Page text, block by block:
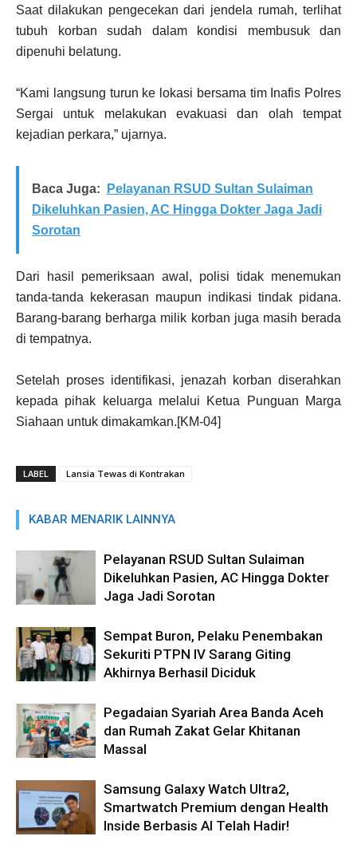
Saat dilakukan pengecekan dari jendela rumah, terlihat
tubuh korban sudah dalam kondisi membusuk dan
dipenuhi belatung.
“Kami langsung turun ke lokasi bersama tim Inafis Polres
Sergai untuk melakukan evakuasi dan olah tempat
kejadian perkara,” ujarnya.
Baca Juga:
Pelayanan RSUD Sultan Sulaiman
Dikeluhkan Pasien, AC Hingga Dokter Jaga Jadi
Sorotan
Dari hasil pemeriksaan awal, polisi tidak menemukan
tanda-tanda kekerasan maupun indikasi tindak pidana.
Barang-barang berharga milik korban juga masih berada
di tempatnya.
Setelah proses identifikasi, jenazah korban diserahkan
kepada pihak keluarga melalui Ketua Punguan Marga
Siahaan untuk dimakamkan.[KM-04]
LABEL Lansia Tewas di Kontrakan
KABAR MENARIK LAINNYA
Pelayanan RSUD Sultan Sulaiman
Dikeluhkan Pasien, AC Hingga Dokter
Jaga Jadi Sorotan
Sempat Buron, Pelaku Penembakan
Sekuriti PTPN IV Sarang Giting
Akhirnya Berhasil Diciduk
Pegadaian Syariah Area Banda Aceh
dan Rumah Zakat Gelar Khitanan
Massal
Samsung Galaxy Watch Ultra2,
Smartwatch Premium dengan Health
Inside Berbasis AI Telah Hadir!